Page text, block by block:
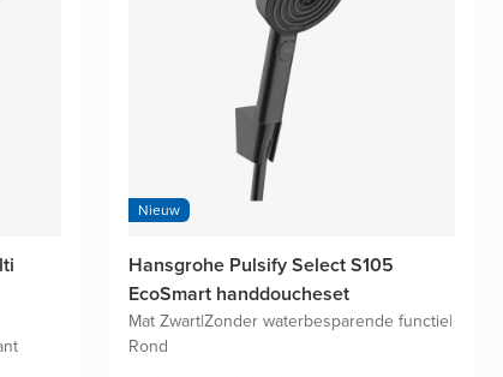
Nieuw
Hansgrohe Pulsify Select S105
EcoSmart handdoucheset
Mat Zwart|Zonder waterbesparende functie|
Rond